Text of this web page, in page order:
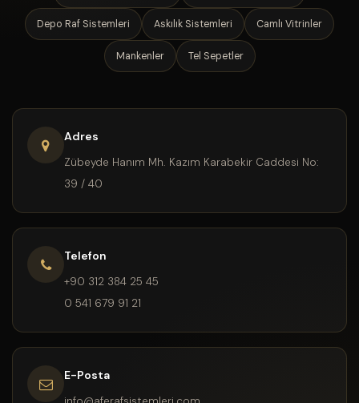
Depo Raf Sistemleri Askılık Sistemleri Camlı Vitrinler
Mankenler Tel Sepetler
Adres
Zübeyde Hanım Mh. Kazım Karabekir Caddesi No:
39 / 40
Telefon
+90 312 384 25 45
0 541 679 91 21
E-Posta